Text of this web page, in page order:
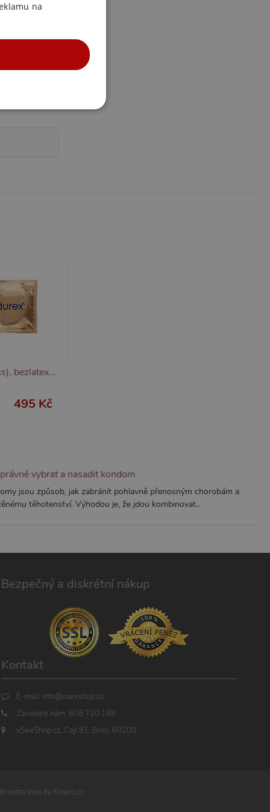
Durex Sensual No Latex (20 ks), bezlatexové kondomy pro přirozený pocit
495 Kč
vybrat a nasadit kondom
jsou způsob, jak zabránit pohlavně přenosným chorobám a
těhotenství. Výhodou je, že jdou kombinovat..
Bezpečný a diskrétní nákup
Kontakt
E-mail: info@xsexshop.cz
Zavolejte nám: 608 720 188
xSexShop.cz, Cejl 91, Brno, 60200
extra love by Kicero.cz
na
zapamatování
aby banner cookie
značek Google k
lze jej považovat za
správně.
po aktualizaci
z těchto funkcí
(_GRECAPTCHA)
každého požadavku na
pro analytické přehledy